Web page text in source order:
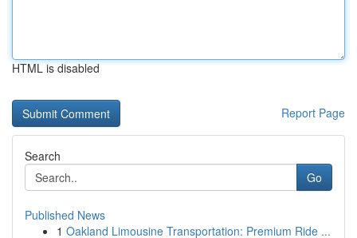
HTML is disabled
Report Page
Search
Go
Published News
1 Oakland Limousine Transportation: Premium Ride ...